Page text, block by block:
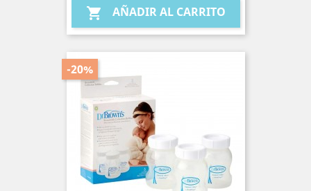
 AÑADIR AL CARRITO
-20%